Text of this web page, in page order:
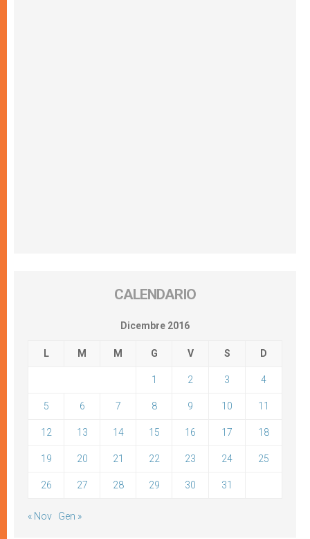
CALENDARIO
Dicembre 2016
L M M G V S D
1 2 3 4
5 6 7 8 9 10 11
12 13 14 15 16 17 18
19 20 21 22 23 24 25
26 27 28 29 30 31
« Nov Gen »